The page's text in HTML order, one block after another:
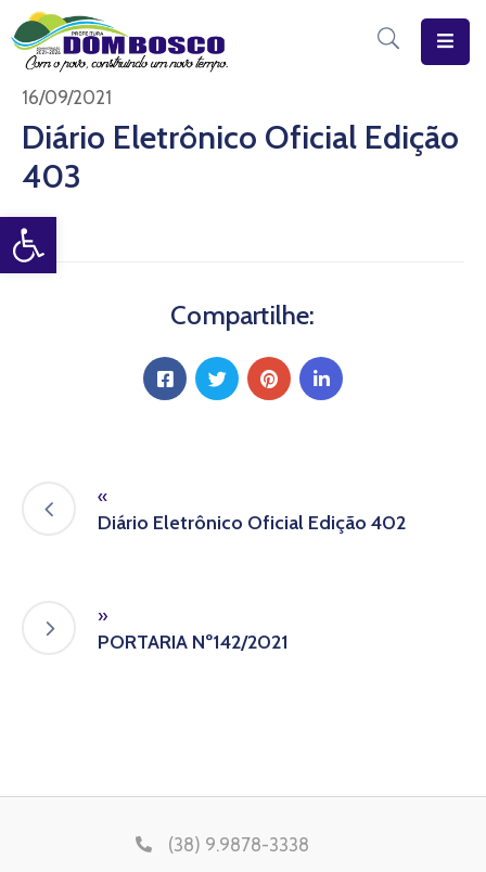
Open toolbar
Início
O
Município
Estrutura
Diário
16/09/2021
Diário Eletrônico Oficial Edição
403
Compartilhe:
«
Diário Eletrônico Oficial Edição 402
»
PORTARIA Nº142/2021
(38) 9.9878-3338